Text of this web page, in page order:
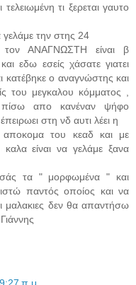
τι ξερεται γαυτο
γελάμε την στης 24
ΑΝΑΓΝΩΣΤΗ είναι β
εδω εσείς χάσατε γιατει
κατέβηκε ο αναγνώστης και
του μεγκαλου κόμματος ,
πίσω απο κανέναν ψήφο
στη νδ αυτι λέει η
αποκομα του κεαδ και με
είναι να γελάμε ξανα
τα " μορφωμένα " και
παντός οποίος και να
μαλακιες δεν θα απαντήσω